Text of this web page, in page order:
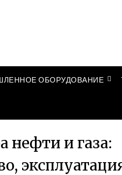
ОБОРУДОВАНИЕ
нефти и газа: